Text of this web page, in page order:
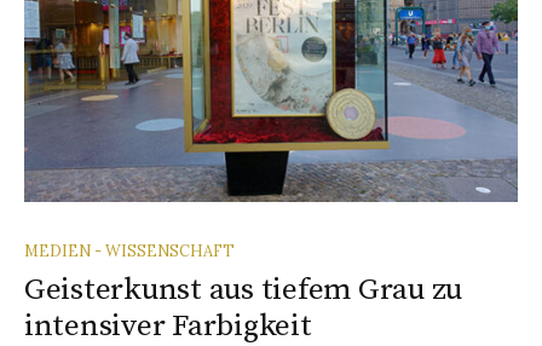
MEDIEN - WISSENSCHAFT
Geisterkunst aus tiefem Grau zu
intensiver Farbigkeit